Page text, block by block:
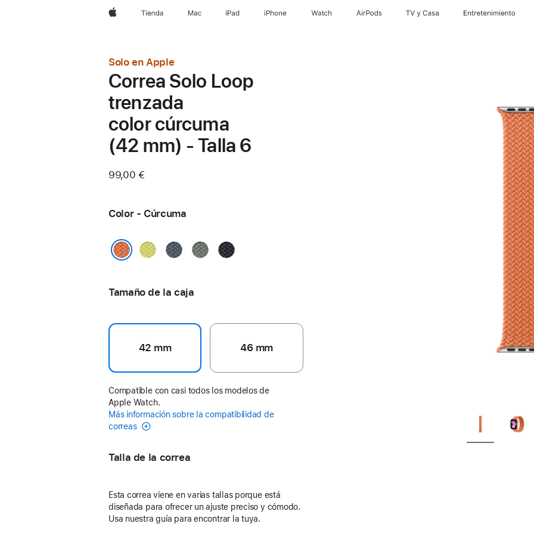
AppleTienda Mac iPad iPhone Watch AirPods TV y Casa Entretenimiento
Solo en Apple
Correa Solo Loop
trenzada
color cúrcuma
(42 mm) - Talla 6
99,00 €
Color - Cúrcuma
AmarilloAzul
Gris
Medianoche
Tamaño de la caja
42 mm 46 mm
Compatible con casi todos los modelos de
Apple Watch.
Más información sobre la compatibilidad de
correas
Talla de la correa
Esta correa viene en varias tallas porque está
diseñada para ofrecer un ajuste preciso y cómodo.
Usa nuestra guía para encontrar la tuya.